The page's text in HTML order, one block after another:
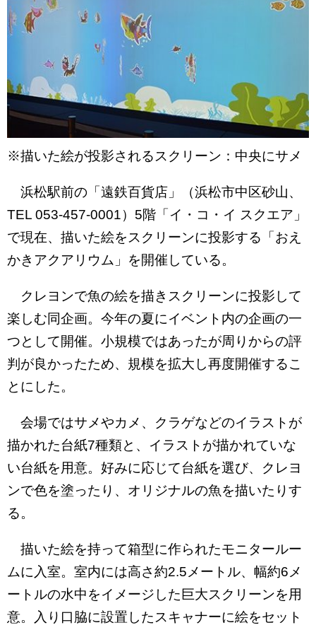
※描いた絵が投影されるスクリーン：中央にサメ
浜松駅前の「遠鉄百貨店」（浜松市中区砂山、
TEL 053-457-0001）5階「イ・コ・イ スクエア」
で現在、描いた絵をスクリーンに投影する「おえ
かきアクアリウム」を開催している。
クレヨンで魚の絵を描きスクリーンに投影して
楽しむ同企画。今年の夏にイベント内の企画の一
つとして開催。小規模ではあったが周りからの評
判が良かったため、規模を拡大し再度開催するこ
とにした。
会場ではサメやカメ、クラゲなどのイラストが
描かれた台紙7種類と、イラストが描かれていな
い台紙を用意。好みに応じて台紙を選び、クレヨ
ンで色を塗ったり、オリジナルの魚を描いたりす
る。
描いた絵を持って箱型に作られたモニタールー
ムに入室。室内には高さ約2.5メートル、幅約6メ
ートルの水中をイメージした巨大スクリーンを用
意。入り口脇に設置したスキャナーに絵をセット